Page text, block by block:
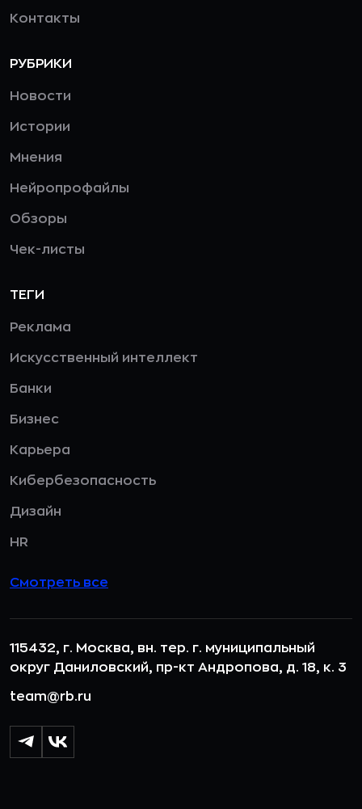
Контакты
РУБРИКИ
Новости
Истории
Мнения
Нейропрофайлы
Обзоры
Чек-листы
ТЕГИ
Реклама
Искусственный интеллект
Банки
Бизнес
Карьера
Кибербезопасность
Дизайн
HR
Смотреть все
115432, г. Москва, вн. тер. г. муниципальный
округ Даниловский, пр-кт Андропова, д. 18, к. 3
team@rb.ru